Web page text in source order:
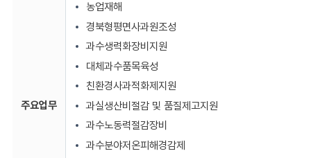
주요업무
농업재해
경북형평면사과원조성
과수생력화장비지원
대체과수품목육성
친환경사과적화제지원
과실생산비절감 및 품질제고지원
과수노동력절감장비
과수분야저온피해경감제